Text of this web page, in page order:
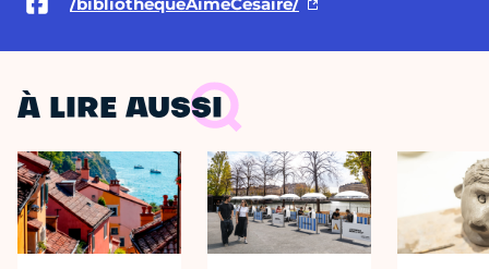
À LIRE AUSSI